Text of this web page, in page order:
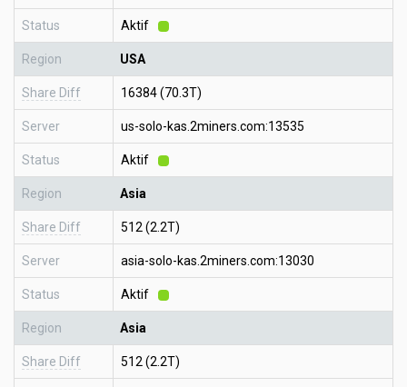
Status Aktif
Region USA
Share Diff 16384 (70.3T)
Server us-solo-kas.2miners.com:13535
Status Aktif
Region Asia
Share Diff 512 (2.2T)
Server asia-solo-kas.2miners.com:13030
Status Aktif
Region Asia
Share Diff 512 (2.2T)